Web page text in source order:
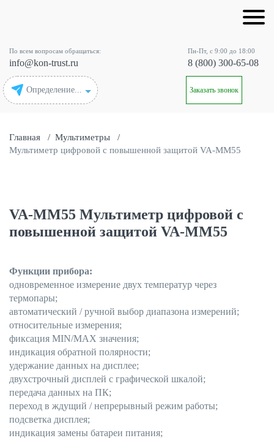
Определение...
По всем вопросам обращаться:
info@kon-trust.ru
Пн-Пт, с 9:00 до 18:00
8 (800) 300-65-08
Заказать звонок
Главная / Мультиметры
/
Мультиметр цифровой с повышенной защитой VA-ММ55
VA-ММ55 Мультиметр цифровой с
повышенной защитой VA-ММ55
Функции прибора:
одновременное измерение двух температур через
термопары;
автоматический / ручной выбор диапазона измерений;
относительные измерения;
фиксация MIN/MAX значения;
индикация обратной полярности;
удержание данных на дисплее;
двухстрочный дисплей с графической шкалой;
передача данных на ПК;
переход в ждущий / непрерывный режим работы;
подсветка дисплея;
индикация замены батареи питания;